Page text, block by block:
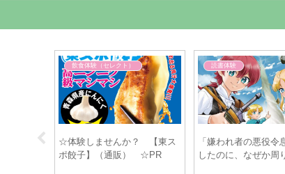
読書体験
【泰山先生（Kindle版）】
（マリアの「出目研方式」入
飲食体験（セレクト）
【みなのいち（お取り寄せサ
イト）】（「味覚狩り」コー